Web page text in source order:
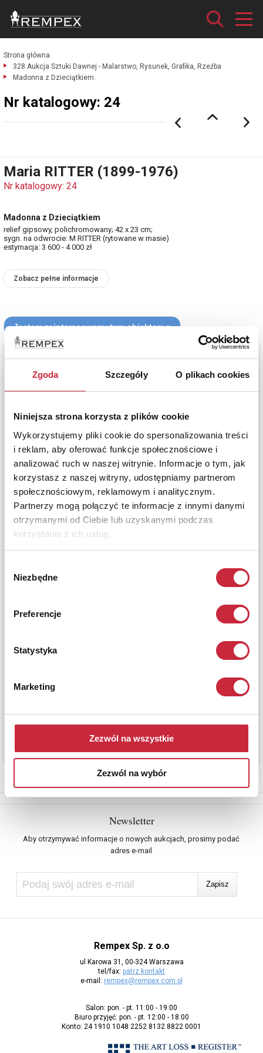
Zgoda Szczegóły O plikach cookies
Niniejsza strona korzysta z plików cookie
Wykorzystujemy pliki cookie do spersonalizowania treści
i reklam, aby oferować funkcje społecznościowe i
analizować ruch w naszej witrynie. Informacje o tym, jak
korzystasz z naszej witryny, udostępniamy partnerom
społecznościowym, reklamowym i analitycznym.
Partnerzy mogą połączyć te informacje z innymi danymi
otrzymanymi od Ciebie lub uzyskanymi podczas
korzystania z ich usług.
zgody
Niezbędne
Preferencje
Statystyka
Marketing
Zezwól na wszystkie
Zezwól na wybór
Strona główna
328 Aukcja Sztuki Dawnej - Malarstwo, Rysunek, Grafika, Rzeźba
Madonna z Dzieciątkiem.
Nr katalogowy: 24
Maria RITTER (1899-1976)
Nr katalogowy: 24
Madonna z Dzieciątkiem
relief gipsowy, polichromowany; 42 x 23 cm;
sygn. na odwrocie: M RITTER (rytowane w masie)
estymacja: 3 600 - 4 000 zł
Zobacz pełne informacje
Newsletter
Aby otrzymywać informacje o nowych aukcjach, prosimy podać
adres e-mail
Rempex Sp. z o.o
ul Karowa 31, 00-324 Warszawa
tel/fax: patrz kontakt
e-mail: rempex@rempex.com.pl
Salon: pon. - pt. 11:00 - 19:00
Biuro przyjęć: pon. - pt. 12:00 - 18:00
Konto: 24 1910 1048 2252 8132 8822 0001